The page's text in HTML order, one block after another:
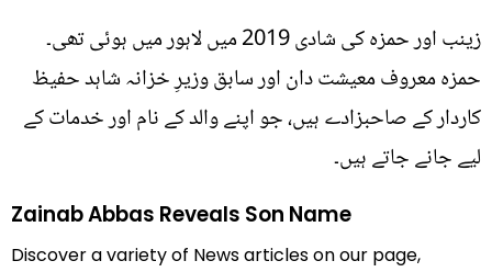
زینب اور حمزہ کی شادی 2019 میں لاہور میں ہوئی تھی۔
حمزہ معروف معیشت دان اور سابق وزیرِ خزانہ شاہد حفیظ
کاردار کے صاحبزادے ہیں، جو اپنے والد کے نام اور خدمات کے
لیے جانے جاتے ہیں۔
Zainab Abbas Reveals Son Name
Discover a variety of News articles on our page,